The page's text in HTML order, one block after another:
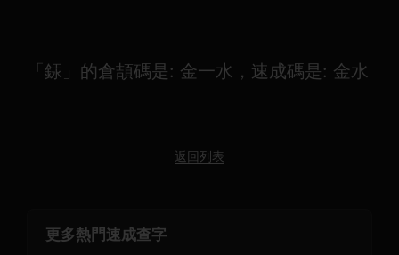
「銾」的倉頡碼是: 金一水，速成碼是: 金水
返回列表
更多熱門速成查字